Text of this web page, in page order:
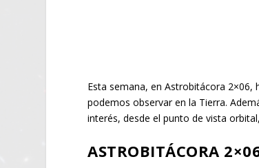
Esta semana, en Astrobitácora
podemos observar en la Tierra.
interés, desde el punto de vista
ASTROBITÁCORA